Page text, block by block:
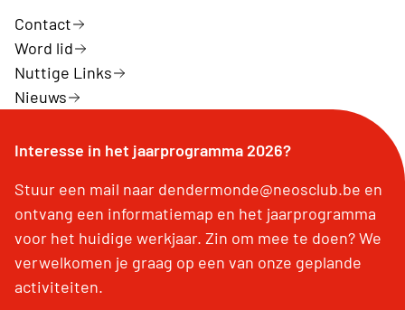
Contact
Word lid
Nuttige Links
Nieuws
Interesse in het jaarprogramma 2026?
Stuur een mail naar dendermonde@neosclub.be en
ontvang een informatiemap en het jaarprogramma
voor het huidige werkjaar. Zin om mee te doen? We
verwelkomen je graag op een van onze geplande
activiteiten.